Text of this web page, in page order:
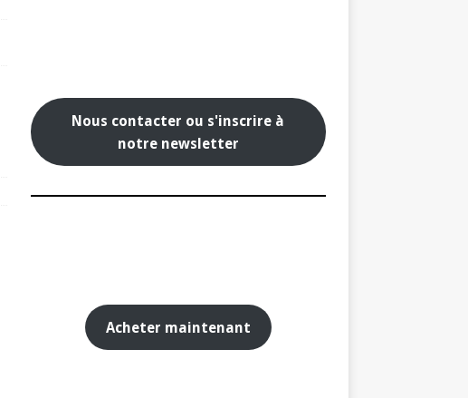
Nous contacter ou s'inscrire à
notre newsletter
Acheter maintenant